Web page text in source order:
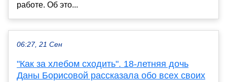
работе. Об это...
06:27, 21 Сен
"Как за хлебом сходить". 18-летняя дочь
Даны Борисовой рассказала обо всех своих